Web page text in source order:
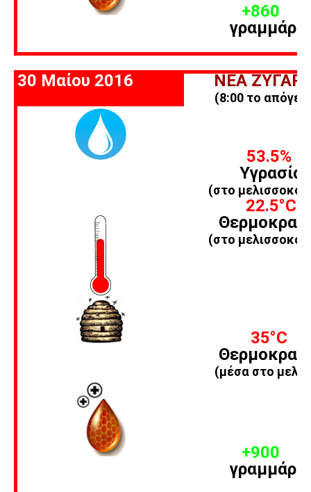
+860
γραμμάρια
30 Μαίου 2016 ΝΕΑ
(8:00 το
53.5%
Υγρασία
(στο
22.5°C
(στο
35°C
(μέσα στο
+900
γραμμάρια